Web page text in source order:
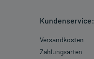
Kundenservice:
Versandkosten
Zahlungsarten